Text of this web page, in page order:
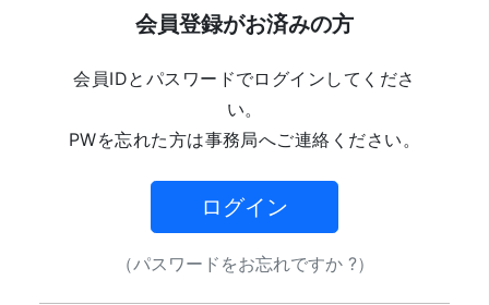
会員登録がお済みの方
会員IDとパスワードでログインしてくださ
い。
PWを忘れた方は事務局へご連絡ください。
ログイン
（パスワードをお忘れですか ?）